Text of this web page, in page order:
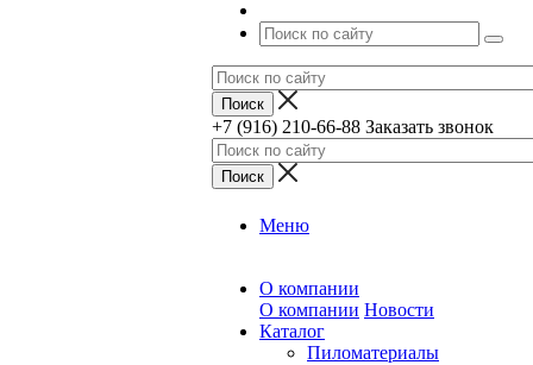
+7 (916) 210-66-88 Заказать звонок
Меню
О компании
О компании Новости
Каталог
Пиломатериалы